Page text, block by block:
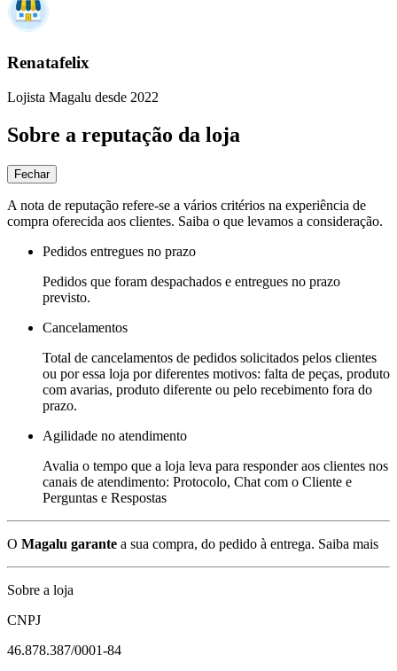
Renatafelix
Lojista Magalu desde 2022
Sobre a reputação da loja
Fechar
A nota de reputação refere-se a vários critérios na experiência de
compra oferecida aos clientes. Saiba o que levamos a consideração.
Pedidos entregues no prazo
Pedidos que foram despachados e entregues no prazo
previsto.
Cancelamentos
Total de cancelamentos de pedidos solicitados pelos clientes
ou por essa loja por diferentes motivos: falta de peças, produto
com avarias, produto diferente ou pelo recebimento fora do
prazo.
Agilidade no atendimento
Avalia o tempo que a loja leva para responder aos clientes nos
canais de atendimento: Protocolo, Chat com o Cliente e
Perguntas e Respostas
O Magalu garante a sua compra, do pedido à entrega. Saiba mais
Sobre a loja
CNPJ
46.878.387/0001-84